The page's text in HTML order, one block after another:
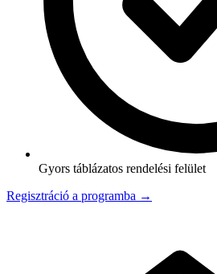
Gyors táblázatos rendelési felület
Regisztráció a programba →